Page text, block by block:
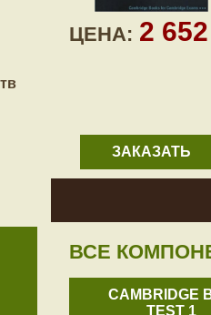
ЦЕНА: 2
ЗАКАЗАТЬ
ВСЕ
CAMBRIDGE
TEST 1